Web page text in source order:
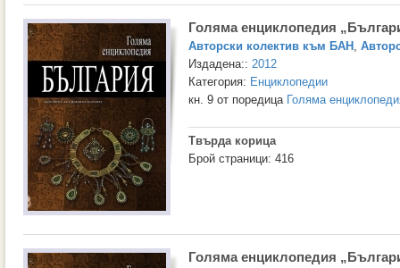
Голяма енциклопедия
Авторски колектив към БАН ,
Издадена:: 2012
Категория: Енциклопедии
кн. 9 от поредица Голяма
Твърда корица
Брой страници: 416
Голяма енциклопедия